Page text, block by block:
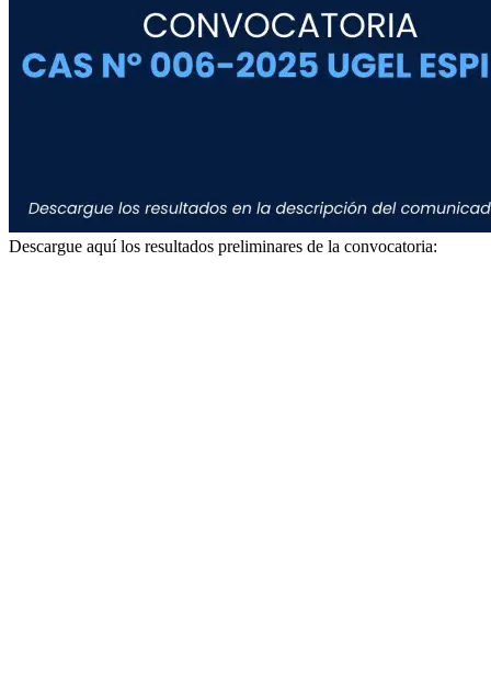
Descargue aquí los resultados preliminares de la convocatoria: